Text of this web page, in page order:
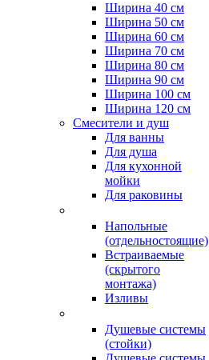
Ширина 40 см
Ширина 50 см
Ширина 60 см
Ширина 70 см
Ширина 80 см
Ширина 90 см
Ширина 100 см
Ширина 120 см
Смесители и душ
Для ванны
Для душа
Для кухонной
мойки
Для раковины
Напольные
(отдельностоящие)
Встраиваемые
(скрытого
монтажа)
Изливы
Душевые системы
(стойки)